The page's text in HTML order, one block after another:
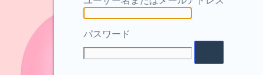
パスワード